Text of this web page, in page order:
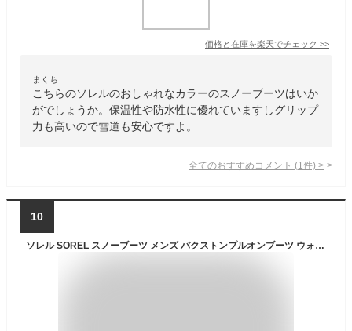
価格と在庫を楽天でチェック >>
まくち
こちらのソレルのおしゃれなカラーのスノーブーツはいか
がでしょうか。保温性や防水性に優れていますしグリップ
力も高いので雪道も安心ですよ。
全てのおすすめコメント (1 件) >
10
ソレル SOREL スノーブーツ メンズ バクストンプルオンブーツ ウォータープルーフ BUXTON PULL ON BOOT WP NM5182 2025AW wbt【靴】2510wann【返品交換・ラッピング不可】_25WS